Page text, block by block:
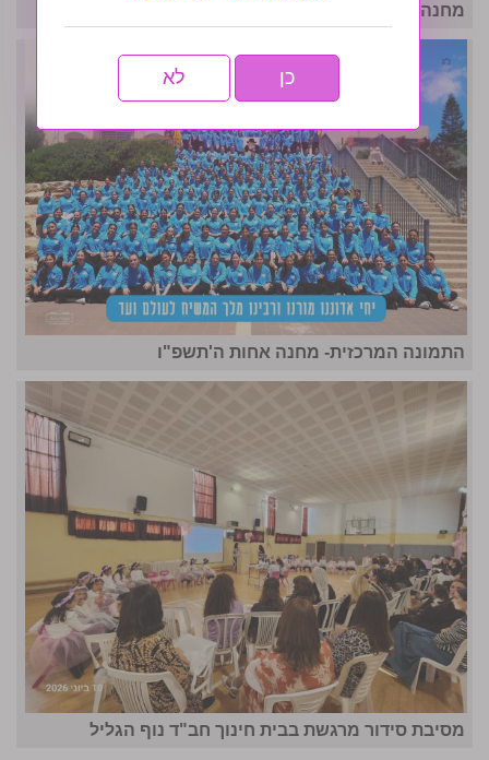
מחנה אחות תשפו- לו״ז גאולתי
התמונה המרכזית- מחנה אחות ה'תשפ"ו
מסיבת סידור מרגשת בבית חינוך חב"ד נוף הגליל
כן לא